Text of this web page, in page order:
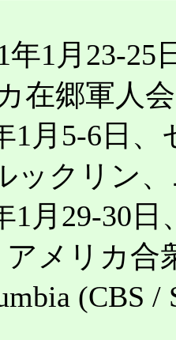
1月23-25
在郷軍人
5-6日、セ
ックリン
29-30日、
メリカ合
(CBS /